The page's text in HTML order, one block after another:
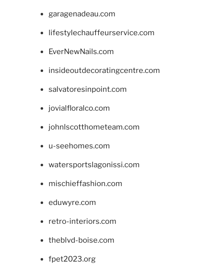
garagenadeau.com
lifestylechauffeurservice.com
EverNewNails.com
insideoutdecoratingcentre.com
salvatoresinpoint.com
jovialfloralco.com
johnlscotthometeam.com
u-seehomes.com
watersportslagonissi.com
mischieffashion.com
eduwyre.com
retro-interiors.com
theblvd-boise.com
fpet2023.org